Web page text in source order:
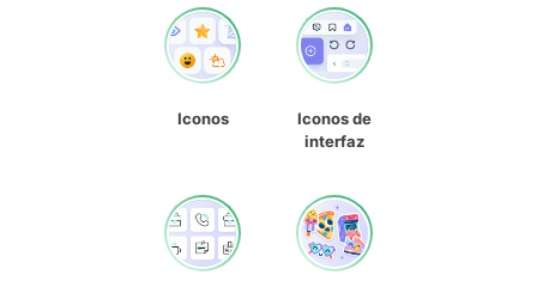
Iconos
Iconos de
interfaz